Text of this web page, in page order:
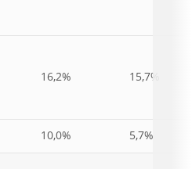
16,2% 15,7%
10,0% 5,7%